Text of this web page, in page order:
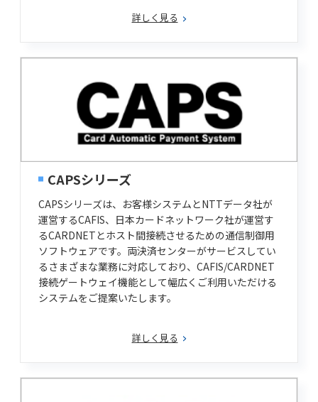
詳しく見る
CAPSシリーズ
CAPSシリーズは、お客様システムとNTTデータ社が
運営するCAFIS、日本カードネットワーク社が運営す
るCARDNETとホスト間接続させるための通信制御用
ソフトウェアです。両決済センターがサービスしてい
るさまざまな業務に対応しており、CAFIS/CARDNET
接続ゲートウェイ機能として幅広くご利用いただける
システムをご提案いたします。
詳しく見る